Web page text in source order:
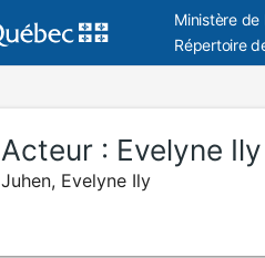
Ministère de
Répertoire
Acteur : Evelyne
Juhen, Evelyne Ily